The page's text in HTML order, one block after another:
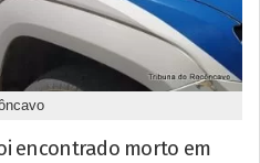
encontrado morto em